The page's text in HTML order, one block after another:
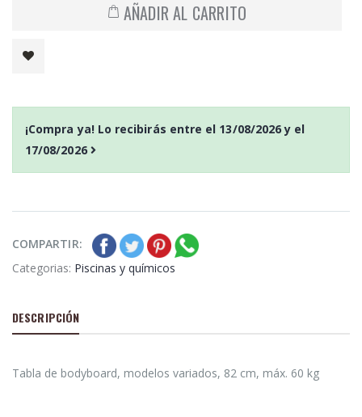
AÑADIR AL CARRITO
¡Compra ya! Lo recibirás entre el 13/08/2026y el
17/08/2026
COMPARTIR:
Categorias: Piscinas y químicos
DESCRIPCIÓN
Tabla de bodyboard, modelos variados, 82 cm, máx. 60 kg